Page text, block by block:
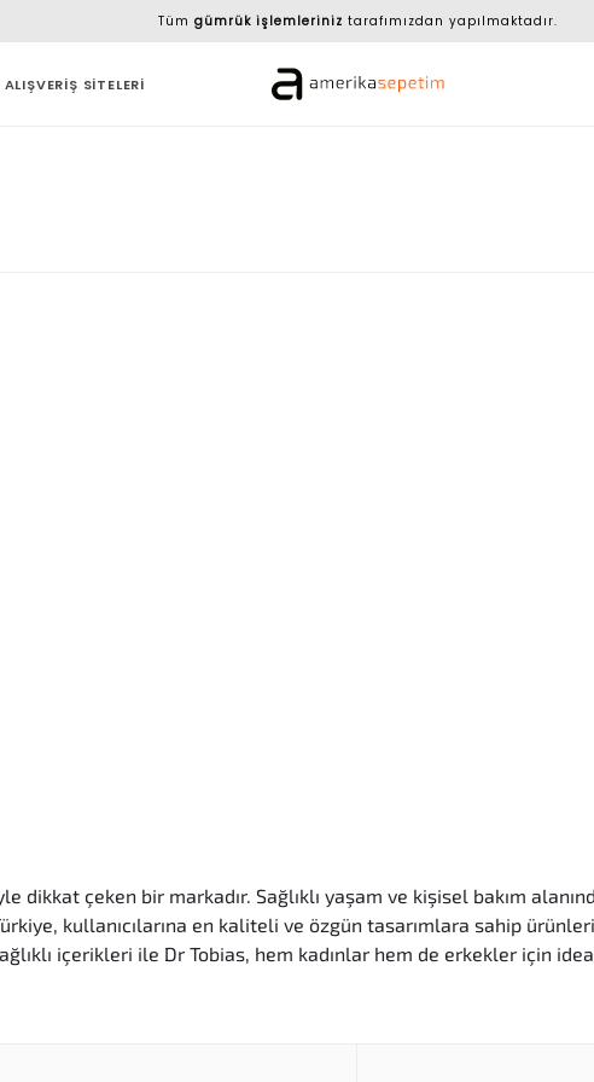
Tüm gümrük işlemleriniz tarafımızdan yapılmaktadır.
ALIŞVERİŞ SİTELERİ
dikkat çeken bir markadır. Sağlıklı yaşam ve kişisel bakım
kullanıcılarına en kaliteli ve özgün tasarımlara sahip
içerikleri ile Dr Tobias, hem kadınlar hem de erkekler için